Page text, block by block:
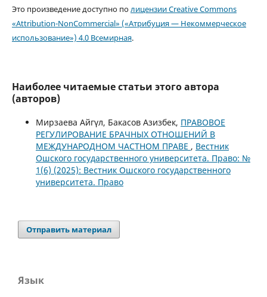
Это произведение доступно полицензии Creative Commons
«Attribution-NonCommercial» («Атрибуция — Некоммерческое
использование») 4.0 Всемирная.
Наиболее читаемые статьи этого автора
(авторов)
Мирзаева Айгүл, Бакасов Азизбек, ПРАВОВОЕ
РЕГУЛИРОВАНИЕ БРАЧНЫХ ОТНОШЕНИЙ В
МЕЖДУНАРОДНОМ ЧАСТНОМ ПРАВЕ , Вестник
Ошского государственного университета. Право: №
1(6) (2025): Вестник Ошского государственного
университета. Право
Отправить материал
Язык